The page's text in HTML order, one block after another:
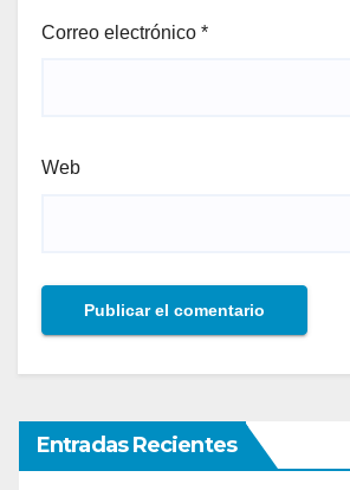
Correo electrónico *
Web
Entradas Recientes